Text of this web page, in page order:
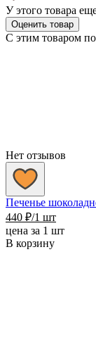
У этого товара
Оценить товар
С этим товаром
Нет отзывов
Печенье
440 ₽/1 шт
цена за 1 шт
В корзину